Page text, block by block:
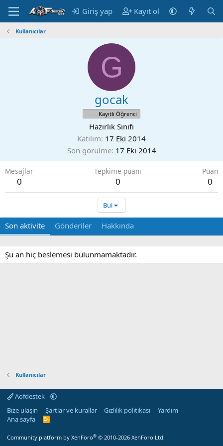
Giriş yap Kayıt ol
Kullanıcılar
G
gocak
Kayıtlı Öğrenci
Hazırlık Sınıfı
Katılım 17 Eki 2014
Son görülme 17 Eki 2014
Mesajlar
0
Tepkime puanı
0
Puan
0
Bul
Son aktivite Gönderiler Hakkında
Şu an hiç beslemesi bulunmamaktadır.
Kullanıcılar
Aofdestek
Bize ulaşın
Şartlar ve kurallar Gizlilik politikası
Yardım
Ana sayfa
R
Community platform by XenForo® © 2010-2026 XenForo Ltd.